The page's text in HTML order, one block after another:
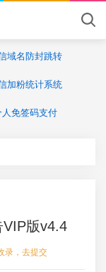
域名防封跳转
加粉统计系统
人免签码支付
版v4.4
录，去提交